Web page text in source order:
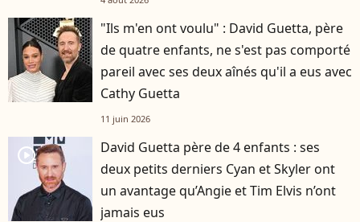
"Ils m'en ont voulu" : David Guetta, père
de quatre enfants, ne s'est pas comporté
pareil avec ses deux aînés qu'il a eus avec
Cathy Guetta
11 juin 2026
player2
David Guetta père de 4 enfants : ses
deux petits derniers Cyan et Skyler ont
un avantage qu’Angie et Tim Elvis n’ont
jamais eus